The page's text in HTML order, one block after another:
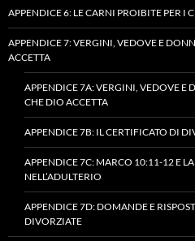
APPENDICE 6: LE CARNI PROIBITE PER I
APPENDICE 7: VERGINI, VEDOVE E
ACCETTA
APPENDICE 7A: VERGINI, VEDOVE E
CHE DIO ACCETTA
APPENDICE 7B: IL CERTIFICATO DI
APPENDICE 7C: MARCO 10:11-12 E
NELL’ADULTERIO
APPENDICE 7D: DOMANDE E
DIVORZIATE